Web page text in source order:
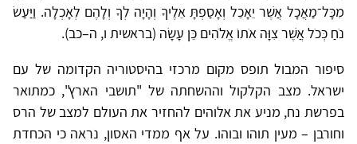
מִכָּל־מַאֲכָל אֲשֶׁר יֵאָכֵל וְאָסַפְתָּ אֵלֶיךָ וְהָיָה לְךָ וְלָהֶם לְאָכְלָה. וַיַּעַשׂ
נֹחַ כְּכֹל אֲשֶׁר צִוָּה אֹתוֹ אֱלֹהִים כֵּן עָשָׂה (בראשית ו, ה–כב).
סיפור המבול תופס מקום מרכזי בהיסטוריה הקדומה של עם
ישראל. מצב הקלקול וההשחתה של "תושבי הארץ", כמתואר
בפרשת נח, מניע את אלוהים להחזיר את העולם למצב של הרס
וחורבן – מעין תוהו ובוהו. על אף ממדי האסון, נראה כי הכחדת